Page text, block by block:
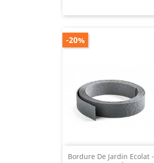
Bordure De Jardin Ecolat -
-20%